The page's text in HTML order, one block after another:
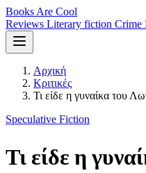
Books Are Cool
Reviews Literary fiction Crime
Αρχική
Κριτικές
Τι είδε η γυναίκα του
Speculative Fiction
Τι είδε η